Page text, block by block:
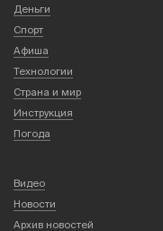
Деньги
Спорт
Афиша
Технологии
Страна и мир
Инструкция
Погода
Видео
Новости
Архив новостей